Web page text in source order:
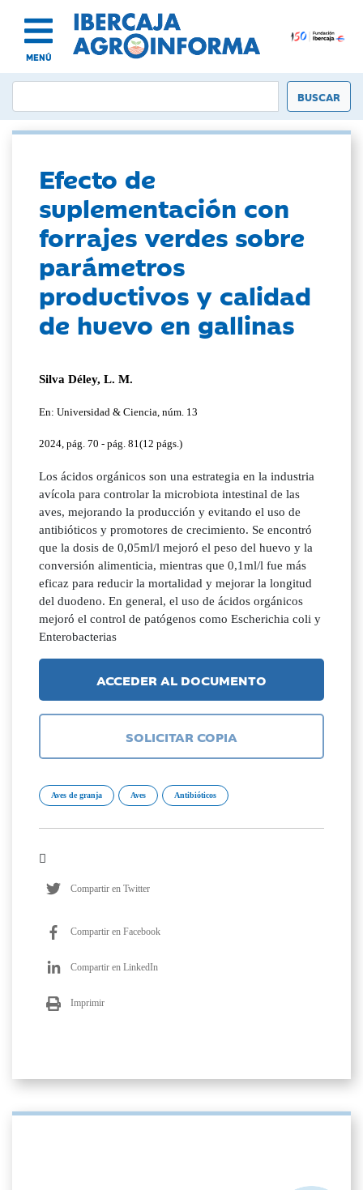
MENÚ
Efecto de
suplementación con
forrajes verdes sobre
parámetros
productivos y calidad
de huevo en gallinas
Silva Déley, L. M.
En: Universidad & Ciencia, núm. 13
2024, pág. 70 - pág. 81(12 págs.)
Los ácidos orgánicos son una estrategia en la industria
avícola para controlar la microbiota intestinal de las
aves, mejorando la producción y evitando el uso de
antibióticos y promotores de crecimiento. Se encontró
que la dosis de 0,05ml/l mejoró el peso del huevo y la
conversión alimenticia, mientras que 0,1ml/l fue más
eficaz para reducir la mortalidad y mejorar la longitud
del duodeno. En general, el uso de ácidos orgánicos
mejoró el control de patógenos como Escherichia coli y
Enterobacterias
ACCEDER AL DOCUMENTO
SOLICITAR COPIA
Aves de granja Aves Antibióticos
Compartir en Twitter
Compartir en Facebook
Compartir en LinkedIn
Imprimir